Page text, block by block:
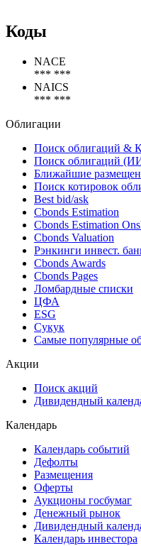
Коды
NACE
*** ***
NAICS
*** ***
Облигации
Поиск облигаций &
Поиск облигаций
Ближайшие
Поиск котировок
Best bid/ask
Cbonds Estimation
Cbonds Estimation
Cbonds Valuation
Рэнкинги инвест.
Cbonds Awards
Cbonds Pages
Ломбардные списки
ЦФА
ESG
Сукук
Самые популярные
Акции
Поиск акций
Дивидендный
Календарь
Календарь событий
Дефолты
Размещения
Оферты
Аукционы госбумаг
Денежный рынок
Дивидендный
Календарь инвестора